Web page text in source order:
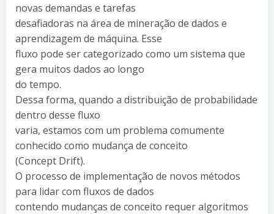
novas demandas e tarefas
desafiadoras na área de mineração de dados e
aprendizagem de máquina. Esse
fluxo pode ser categorizado como um sistema que
gera muitos dados ao longo
do tempo.
Dessa forma, quando a distribuição de probabilidade
dentro desse fluxo
varia, estamos com um problema comumente
conhecido como mudança de conceito
(Concept Drift).
O processo de implementação de novos métodos
para lidar com fluxos de dados
contendo mudanças de conceito requer algoritmos